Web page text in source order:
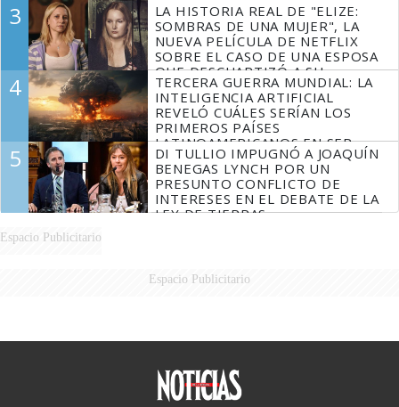
3
LA HISTORIA REAL DE "ELIZE:
SOMBRAS DE UNA MUJER", LA
NUEVA PELÍCULA DE NETFLIX
SOBRE EL CASO DE UNA ESPOSA
QUE DESCUARTIZÓ A SU
MARIDO
4
TERCERA GUERRA MUNDIAL: LA
INTELIGENCIA ARTIFICIAL
REVELÓ CUÁLES SERÍAN LOS
PRIMEROS PAÍSES
LATINOAMERICANOS EN SER
DERROTADOS
5
DI TULLIO IMPUGNÓ A JOAQUÍN
BENEGAS LYNCH POR UN
PRESUNTO CONFLICTO DE
INTERESES EN EL DEBATE DE LA
LEY DE TIERRAS
Espacio Publicitario
Espacio Publicitario